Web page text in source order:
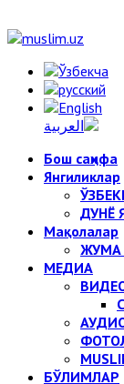
Бош саҳифа
Янгиликлар
ДУНЁ
Мақолалар
ЖУМА
МЕДИА
БЎЛИМЛАР